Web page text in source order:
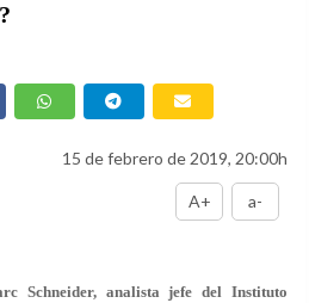
15 de febrero de 2019, 20:00h
A+ a-
Schneider, analista jefe del Instituto